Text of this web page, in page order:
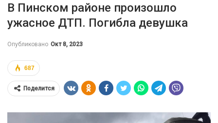
В Пинском районе произошло
ужасное ДТП. Погибла девушка
Опубликовано Окт 8, 2023
687
Поделится